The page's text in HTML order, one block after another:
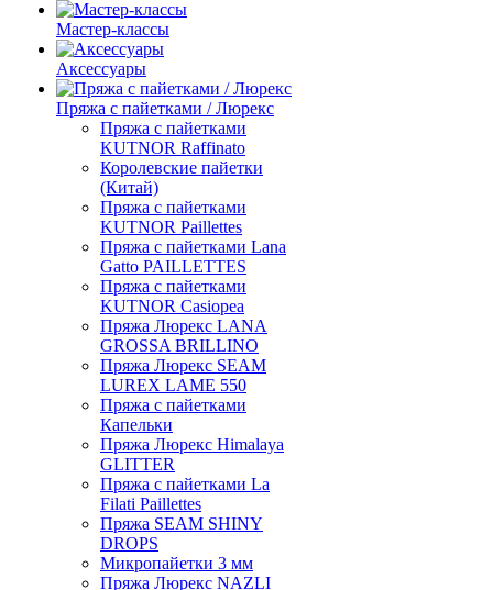
Мастер-классы
Аксессуары
Пряжа с пайетками / Люрекс
Пряжа с пайетками
KUTNOR Raffinato
Королевские пайетки
(Китай)
Пряжа с пайетками
KUTNOR Paillettes
Пряжа с пайетками Lana
Gatto PAILLETTES
Пряжа с пайетками
KUTNOR Casiopea
Пряжа Люрекс LANA
GROSSA BRILLINO
Пряжа Люрекс SEAM
LUREX LAME 550
Пряжа с пайетками
Капельки
Пряжа Люрекс Himalaya
GLITTER
Пряжа с пайетками La
Filati Paillettes
Пряжа SEAM SHINY
DROPS
Микропайетки 3 мм
Пряжа Люрекс NAZLI